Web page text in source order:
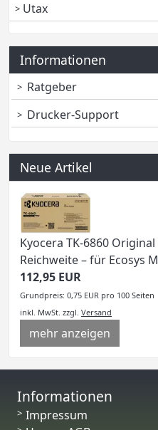
Utax
Informationen
Ratgeber
Drucker-Support
Neue Artikel
Kyocera TK-6860
Reichweite – für Ecosys
112,95 EUR
Grundpreis: 0,75 EUR pro 100 Seiten
inkl. MwSt. zzgl. Versand
mehr anzeigen
Informationen
Impressum